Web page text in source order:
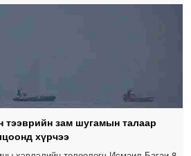
зам шугамын талаар
хүрчээ